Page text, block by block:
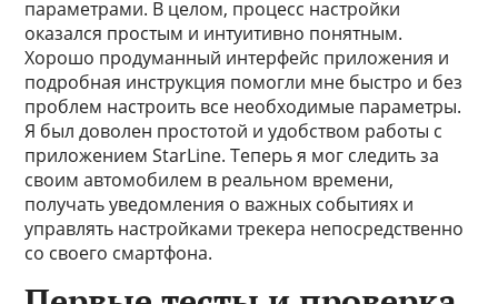
параметрами. В целом, процесс настройки
оказался простым и интуитивно понятным.
Хорошо продуманный интерфейс приложения и
подробная инструкция помогли мне быстро и без
проблем настроить все необходимые параметры.
Я был доволен простотой и удобством работы с
приложением StarLine. Теперь я мог следить за
своим автомобилем в реальном времени,
получать уведомления о важных событиях и
управлять настройками трекера непосредственно
со своего смартфона.